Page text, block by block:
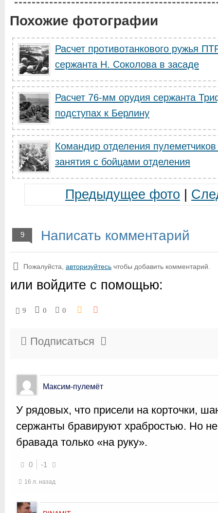
Похожие фотографии
Расчет противотанкового ружья
сержанта Н. Соколова в засаде
Расчет 76-мм орудия сержанта
подступах к Берлину
Командир отделения
занятия с бойцами отделения
Предыдущее фото
9 Написать комментарий
Пожалуйста, авторизуйтесь чтобы добавить комментарий.
или войдите с помощью:
9 0 0
Подписаться
Максим-пулемёт
У рядовых, что присели на корточки,
сержанты бравируют храбростью. Но
бравада только «на руку».
0 -1
16 л. назад